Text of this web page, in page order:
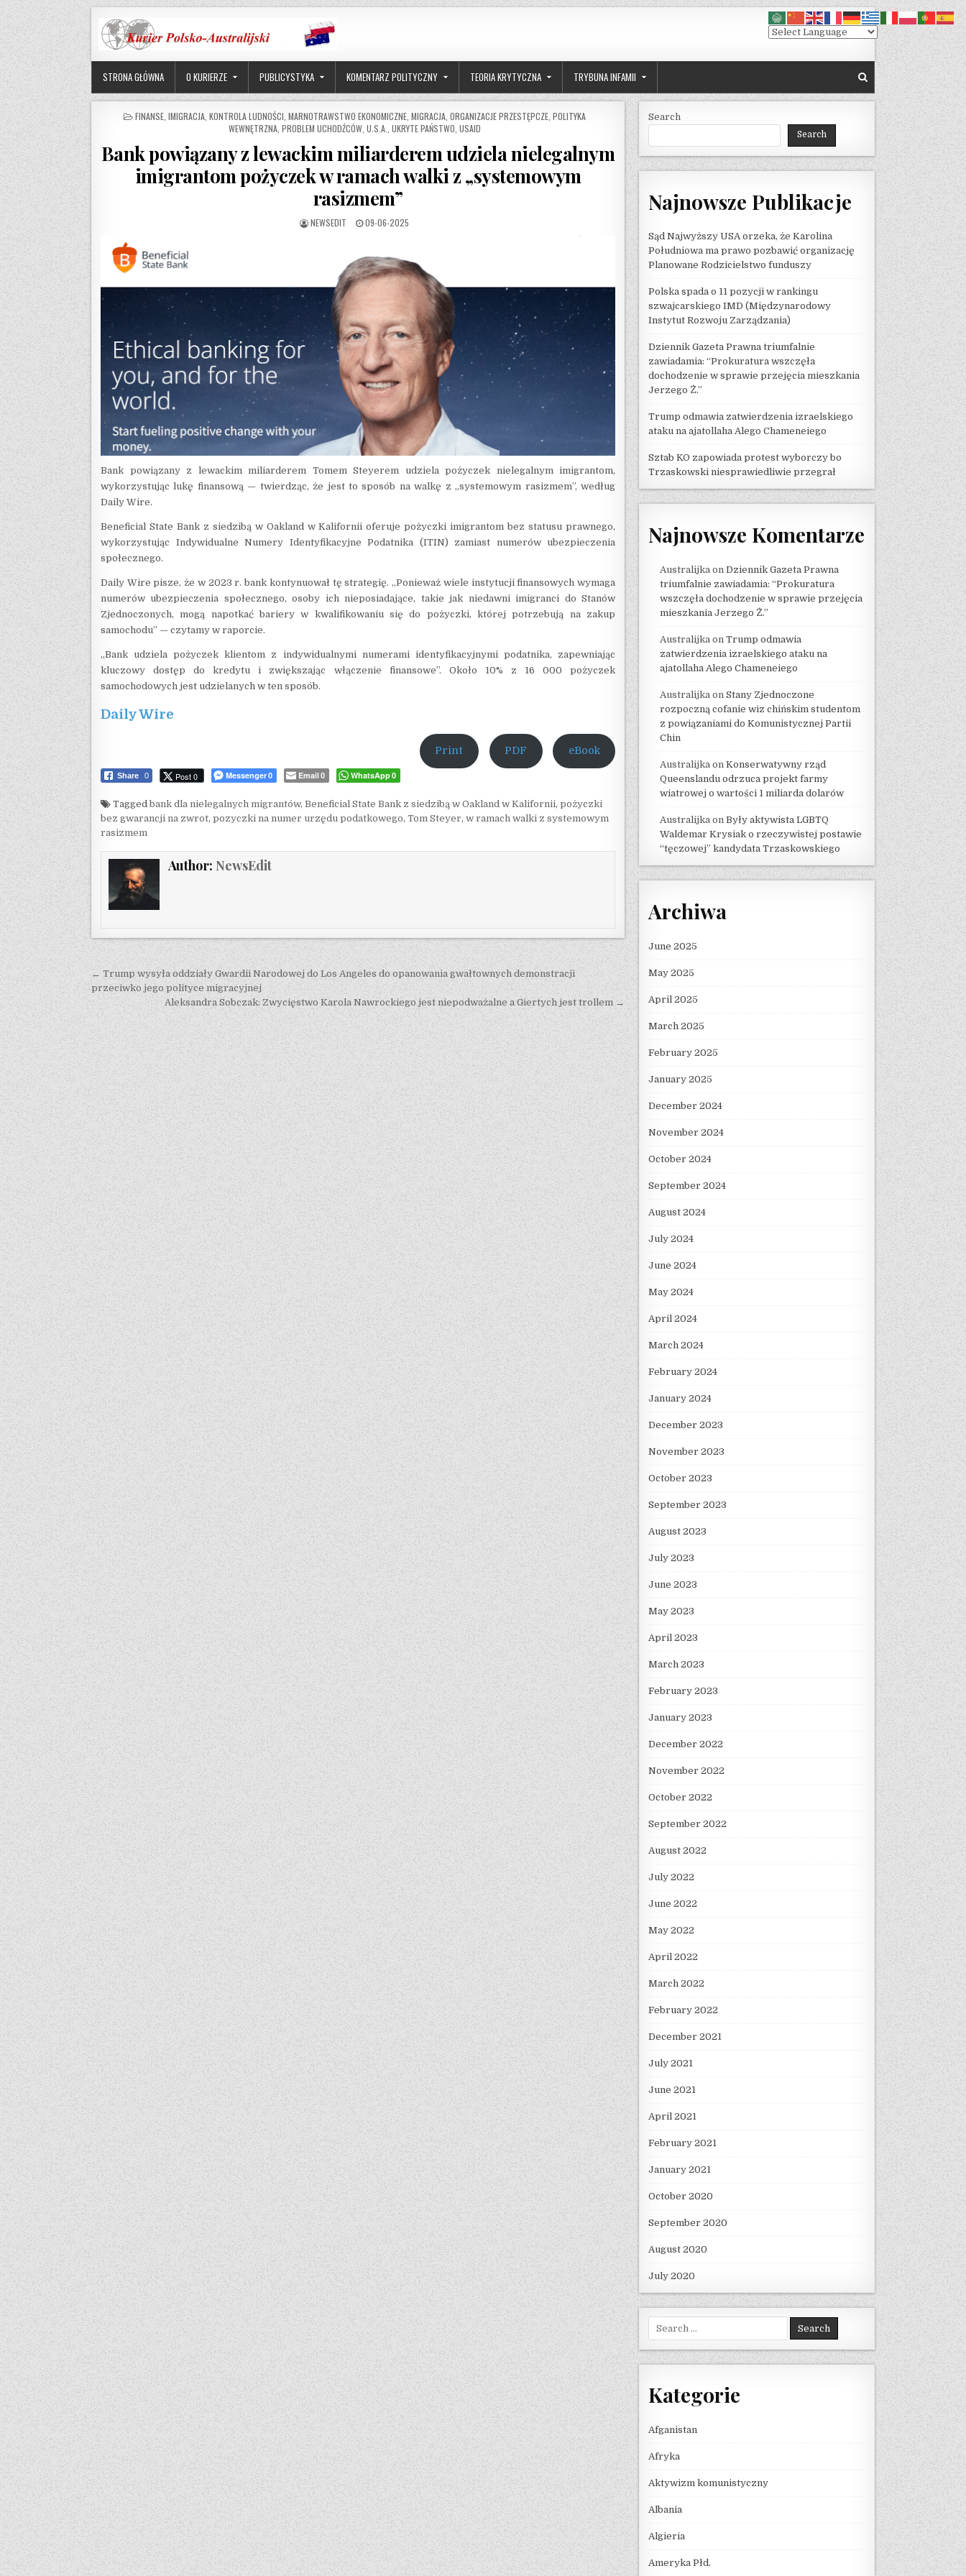
Skip to content
STRONA GŁÓWNA O KURIERZE PUBLICYSTYKA KOMENTARZ POLITYCZNY TEORIA KRYTYCZNA TRYBUNA INFAMII
POSTED IN
FINANSE, IMIGRACJA, KONTROLA LUDNOŚCI MARNOTRAWSTWO EKONOMICZNE, MIGRACJA, ORGANIZACJE PRZESTĘPCZE, POLITYKA
WEWNĘTRZNA, PROBLEM UCHODŹCÓW, U.S.A. UKRYTE PAŃSTWO USAID
Bank powiązany z lewackim miliarderem udziela nielegalnym
imigrantom pożyczek w ramach walki z „systemowym
rasizmem”
AUTHOR:
NEWSEDIT PUBLISHED DATE:
09-06-2025
Bank powiązany z lewackim miliarderem Tomem Steyerem udziela pożyczek nielegalnym imigrantom,
wykorzystując lukę finansową — twierdząc, że jest to sposób na walkę z „systemowym rasizmem”, według
Daily Wire.
Beneficial State Bank z siedzibą w Oakland w Kalifornii oferuje pożyczki imigrantom bez statusu prawnego,
wykorzystując Indywidualne Numery Identyfikacyjne Podatnika (ITIN) zamiast numerów ubezpieczenia
społecznego.
Daily Wire pisze, że w 2023 r. bank kontynuował tę strategię. „Ponieważ wiele instytucji finansowych wymaga
numerów ubezpieczenia społecznego, osoby ich nieposiadające, takie jak niedawni imigranci do Stanów
Zjednoczonych, mogą napotkać bariery w kwalifikowaniu się do pożyczki, której potrzebują na zakup
samochodu” — czytamy w raporcie.
„Bank udziela pożyczek klientom z indywidualnymi numerami identyfikacyjnymi podatnika, zapewniając
kluczowy dostęp do kredytu i zwiększając włączenie finansowe”. Około 10% z 16 000 pożyczek
samochodowych jest udzielanych w ten sposób.
Daily Wire
Print PDF eBook
Share 0 Post 0 Messenger0 Email0 WhatsApp0
Taggedbank dla nielegalnych migrantów, Beneficial State Bank z siedzibą w Oakland w Kalifornii, pożyczki
bez gwarancji na zwrot, pozyczki na numer urzędu podatkowego, Tom Steyer, w ramach walki z systemowym
rasizmem
Author: NewsEdit
Post navigation
← Trump wysyła oddziały Gwardii Narodowej do Los Angeles do opanowania gwałtownych demonstracji
przeciwko jego polityce migracyjnej
Aleksandra Sobczak: Zwycięstwo Karola Nawrockiego jest niepodważalne a Giertych jest trollem →
Search
Search
Najnowsze Publikacje
Sąd Najwyższy USA orzeka, że ​​Karolina
Południowa ma prawo pozbawić organizację
Planowane Rodzicielstwo funduszy
Polska spada o 11 pozycji w rankingu
szwajcarskiego IMD (Międzynarodowy
Instytut Rozwoju Zarządzania)
Dziennik Gazeta Prawna triumfalnie
zawiadamia: “Prokuratura wszczęła
dochodzenie w sprawie przejęcia mieszkania
Jerzego Ż.”
Trump odmawia zatwierdzenia izraelskiego
ataku na ajatollaha Alego Chameneiego
Sztab KO zapowiada protest wyborczy bo
Trzaskowski niesprawiedliwie przegrał
Najnowsze Komentarze
Australijkaon Dziennik Gazeta Prawna
triumfalnie zawiadamia: “Prokuratura
wszczęła dochodzenie w sprawie przejęcia
mieszkania Jerzego Ż.”
Australijkaon Trump odmawia
zatwierdzenia izraelskiego ataku na
ajatollaha Alego Chameneiego
Australijkaon Stany Zjednoczone
rozpoczną cofanie wiz chińskim studentom
z powiązaniami do Komunistycznej Partii
Chin
Australijkaon Konserwatywny rząd
Queenslandu odrzuca projekt farmy
wiatrowej o wartości 1 miliarda dolarów
Australijkaon Były aktywista LGBTQ
Waldemar Krysiak o rzeczywistej postawie
“tęczowej” kandydata Trzaskowskiego
Archiwa
June 2025
May 2025
April 2025
March 2025
February 2025
January 2025
December 2024
November 2024
October 2024
September 2024
August 2024
July 2024
June 2024
May 2024
April 2024
March 2024
February 2024
January 2024
December 2023
November 2023
October 2023
September 2023
August 2023
July 2023
June 2023
May 2023
April 2023
March 2023
February 2023
January 2023
December 2022
November 2022
October 2022
September 2022
August 2022
July 2022
June 2022
May 2022
April 2022
March 2022
February 2022
December 2021
July 2021
June 2021
April 2021
February 2021
January 2021
October 2020
September 2020
August 2020
July 2020
Search for:
Kategorie
Afganistan
Afryka
Aktywizm komunistyczny
Albania
Algieria
Ameryka Płd.